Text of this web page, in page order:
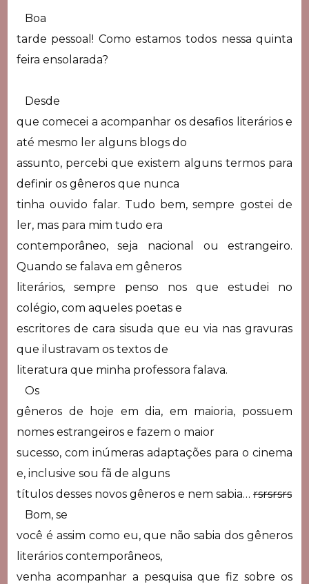
Boa
tarde pessoal! Como estamos todos nessa quinta
feira ensolarada?
Desde
que comecei a acompanhar os desafios literários e
até mesmo ler alguns blogs do
assunto, percebi que existem alguns termos para
definir os gêneros que nunca
tinha ouvido falar. Tudo bem, sempre gostei de
ler, mas para mim tudo era
contemporâneo, seja nacional ou estrangeiro.
Quando se falava em gêneros
literários, sempre penso nos que estudei no
colégio, com aqueles poetas e
escritores de cara sisuda que eu via nas gravuras
que ilustravam os textos de
literatura que minha professora falava.
Os
gêneros de hoje em dia, em maioria, possuem
nomes estrangeiros e fazem o maior
sucesso, com inúmeras adaptações para o cinema
e, inclusive sou fã de alguns
títulos desses novos gêneros e nem sabia… rsrsrsrs
Bom, se
você é assim como eu, que não sabia dos gêneros
literários contemporâneos,
venha acompanhar a pesquisa que fiz sobre os